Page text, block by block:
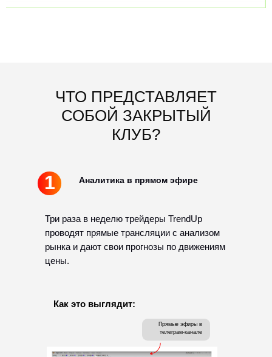
1
ЧТО ПРЕДСТАВЛЯЕТ
СОБОЙ ЗАКРЫТЫЙ
КЛУБ?
Аналитика в прямом эфире
Три раза в неделю трейдеры TrendUp
проводят прямые трансляции с анализом
рынка и дают свои прогнозы по движениям
цены.
Как это выглядит:
Прямые эфиры в
телеграм-канале